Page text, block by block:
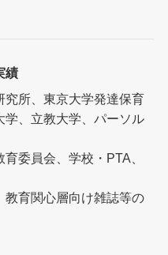
績
究所、東京大学発達保育
学、立教大学、パーソル
委員会、学校・PTA、
教育関心層向け雑誌等の